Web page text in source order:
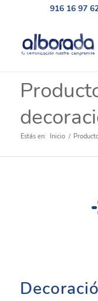
916 16 97
Estás en: Inicio /